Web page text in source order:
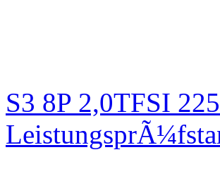
S3 8P 2,0TFSI